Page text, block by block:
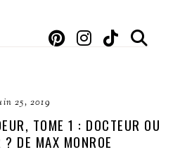
25, 2019
TOME 1 : DOCTEUR OU
? DE MAX MONROE